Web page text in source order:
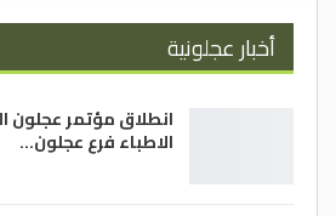
أخبار عجلونية
انطلاق مؤتمر عجلون
الاطباء فرع عجلون…